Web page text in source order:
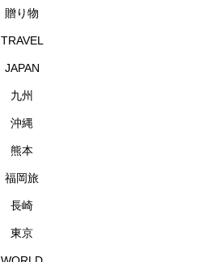
贈り物
TRAVEL
JAPAN
九州
沖縄
熊本
福岡旅
長崎
東京